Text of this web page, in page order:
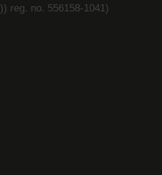
)) reg. no. 556158-1041)